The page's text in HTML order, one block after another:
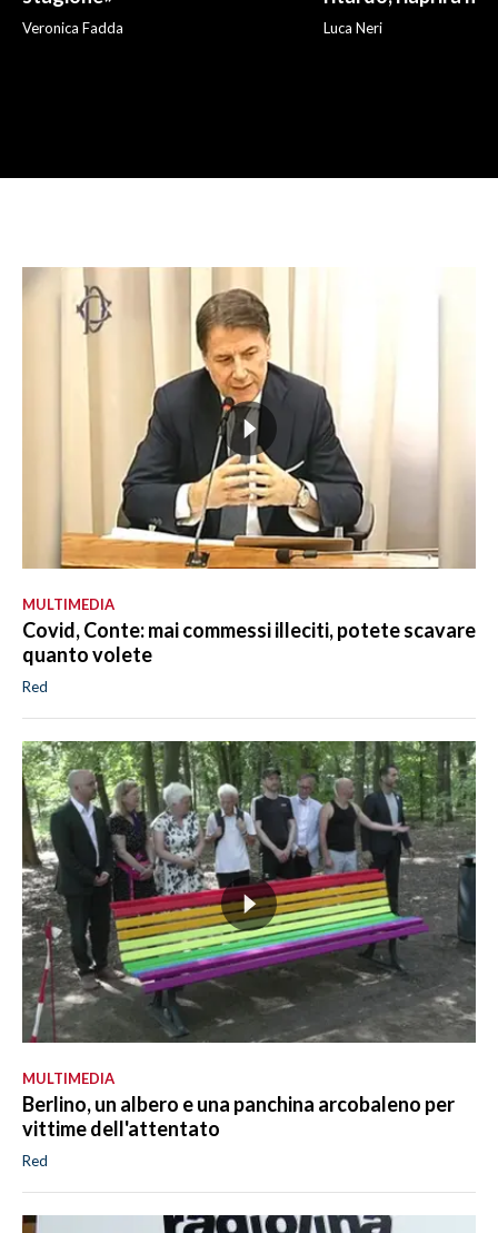
Veronica Fadda Luca Neri
MULTIMEDIA
Covid, Conte: mai commessi illeciti, potete scavare
quanto volete
Red
MULTIMEDIA
Berlino, un albero e una panchina arcobaleno per
vittime dell'attentato
Red